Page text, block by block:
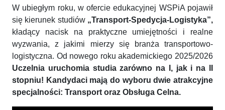
W ubiegłym roku, w ofercie edukacyjnej WSPiA pojawił
się kierunek studiów „Transport-Spedycja-Logistyka”,
kładący nacisk na praktyczne umiejętności i realne
wyzwania, z jakimi mierzy się branża transportowo-
logistyczna. Od nowego roku akademickiego 2025/2026
Uczelnia uruchomia studia zarówno na I, jak i na II
stopniu! Kandydaci mają do wyboru dwie atrakcyjne
specjalności: Transport oraz Obsługa Celna.